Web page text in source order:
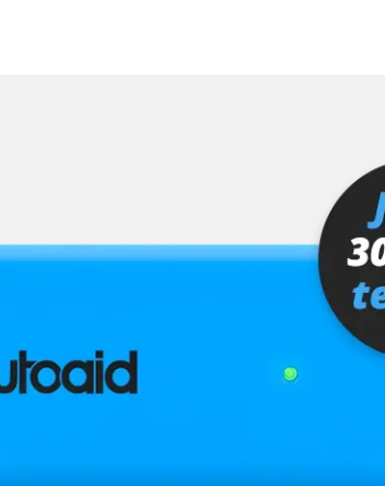
abhängig von Modell, Motorisierung, Ausstattung und Konfiguration